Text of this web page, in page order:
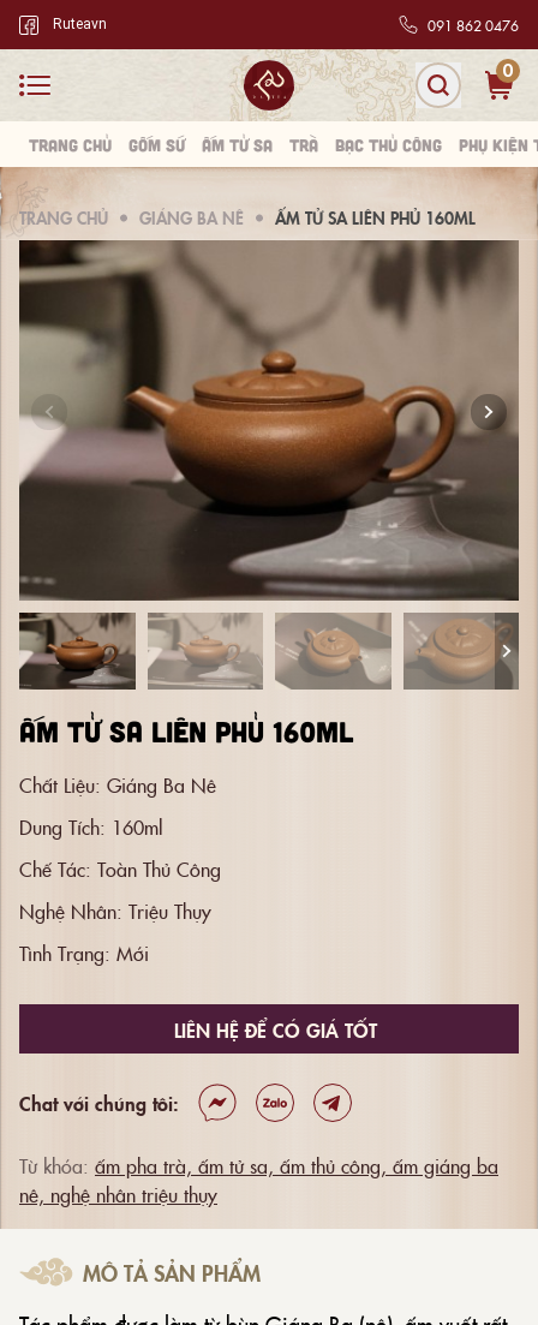
Ruteavn 091 862 0476
Open main menu
0
Trang chủ Gốm Sứ Ấm Tử Sa Trà Bạc Thủ Công Phụ Kiện
TRANG CHỦ GIÁNG BA NÊ ẤM TỬ SA LIÊN PHỦ 160ML
ẤM TỬ SA LIÊN PHỦ 160ML
Chất Liệu: Giáng Ba Nê
Dung Tích: 160ml
Chế Tác: Toàn Thủ Công
Nghệ Nhân: Triệu Thụy
Tình Trạng: Mới
LIÊN HỆ ĐỂ CÓ GIÁ TỐT
Chat với chúng tôi:
Từ khóa: ấm pha trà, ấm tử sa, ấm thủ công, ấm giáng ba
nê, nghệ nhân triệu thụy
MÔ TẢ SẢN PHẨM